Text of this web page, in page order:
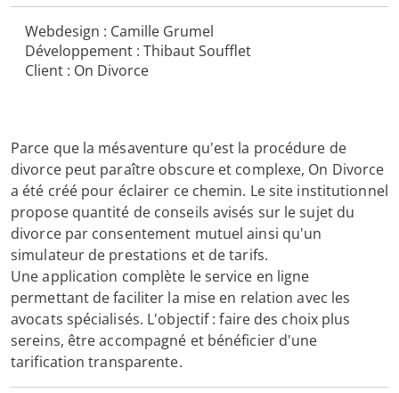
Webdesign : Camille Grumel
Développement : Thibaut Soufflet
Client : On Divorce
Parce que la mésaventure qu'est la procédure de
divorce peut paraître obscure et complexe, On Divorce
a été créé pour éclairer ce chemin. Le site institutionnel
propose quantité de conseils avisés sur le sujet du
divorce par consentement mutuel ainsi qu'un
simulateur de prestations et de tarifs.
Une application complète le service en ligne
permettant de faciliter la mise en relation avec les
avocats spécialisés. L'objectif : faire des choix plus
sereins, être accompagné et bénéficier d'une
tarification transparente.